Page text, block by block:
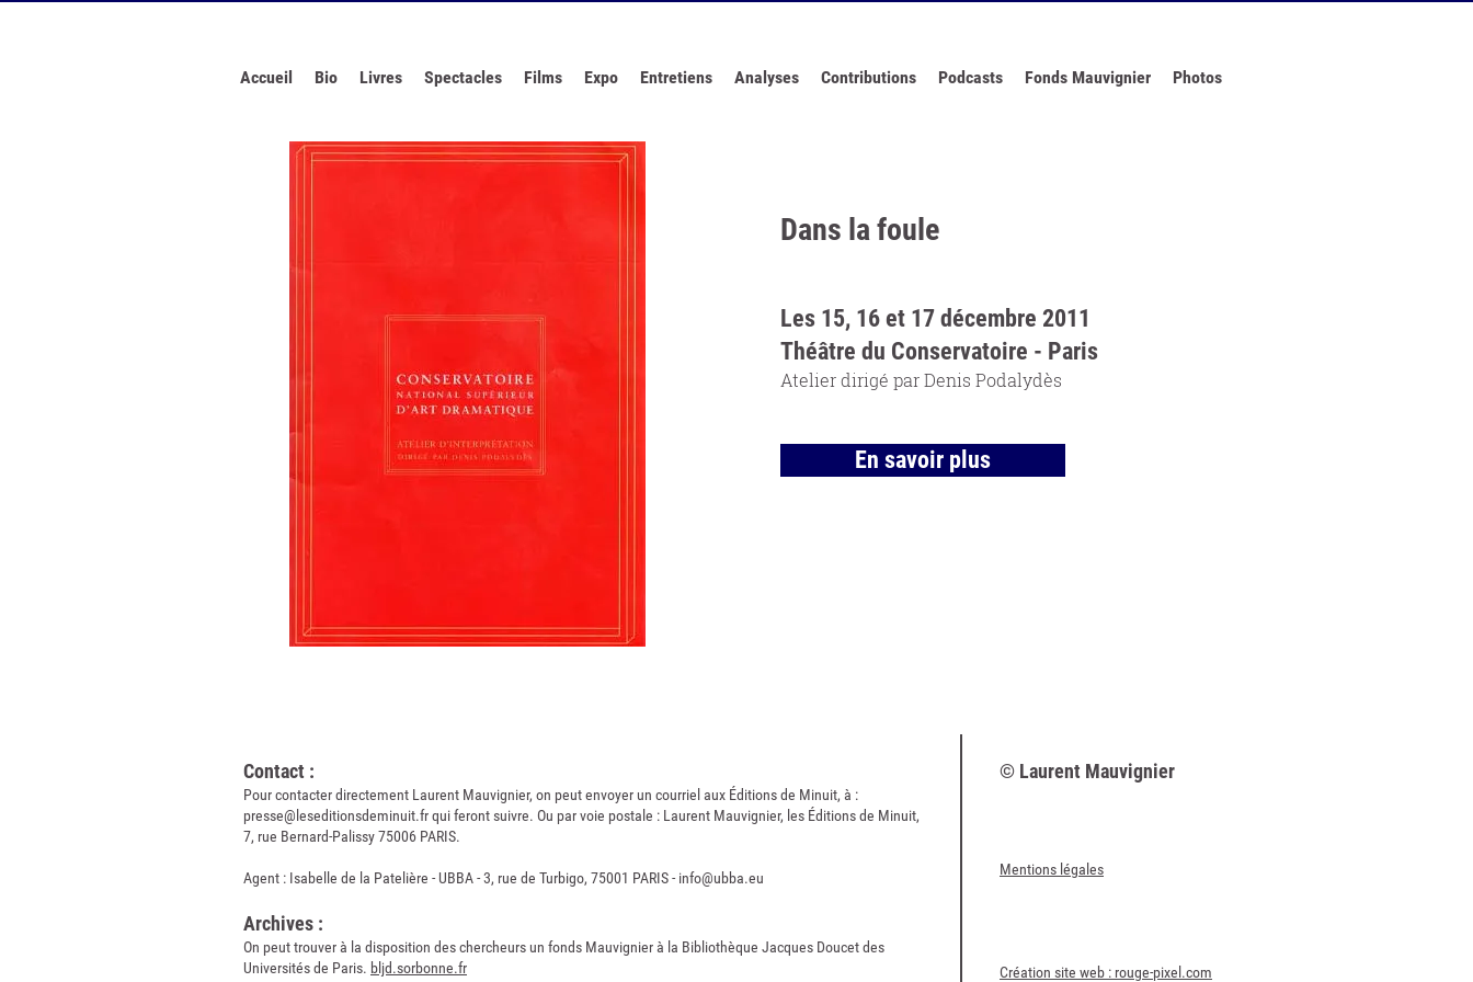
Accueil Bio Livres Spectacles Films Expo Entretiens Analyses Contributions Podcasts Fonds Mauvignier Photos
Dans la foule
Les 15, 16 et 17 décembre 2011
Théâtre du Conservatoire - Paris
Atelier dirigé par Denis Podalydès
En savoir plus
Contact :
Pour contacter directement Laurent Mauvignier, on peut envoyer un courriel aux Éditions de Minuit, à :
presse@leseditionsdeminuit.frqui feront suivre. Ou par voie postale : Laurent Mauvignier, les Éditions de Minuit,
7, rue Bernard-Palissy 75006 PARIS.
Agent : Isabelle de la Patelière - UBBA - 3, rue de Turbigo, 75001 PARIS -info@ubba.eu
Archives :
On peut trouver à la disposition des chercheurs un fonds Mauvignier à la Bibliothèque Jacques Doucet des
Universités de Paris. bljd.sorbonne.fr
© Laurent Mauvignier
Mentions légales
Création site web : rouge-pixel.com